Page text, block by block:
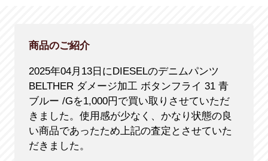
商品のご紹介
2025年04月13日にDIESELのデニムパンツ
BELTHER ダメージ加工 ボタンフライ 31 青
ブルー /Gを1,000円で買い取りさせていただ
きました。使用感が少なく、かなり状態の良
い商品であったため上記の査定とさせていた
だきました。